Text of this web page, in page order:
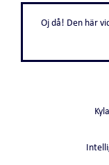
Oj då! Den här